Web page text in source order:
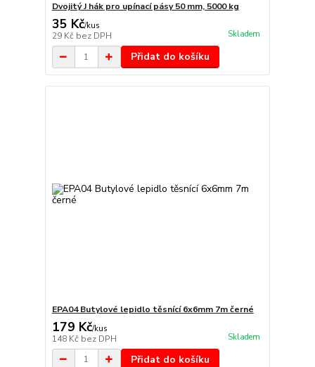
Dvojitý J hák pro upínací pásy 50 mm, 5000 kg
35 Kč/kus
29 Kč bez DPH Skladem
Přidat do košíku
EPA04 Butylové lepidlo těsnící 6x6mm 7m černé
179 Kč/kus
148 Kč bez DPH Skladem
Přidat do košíku